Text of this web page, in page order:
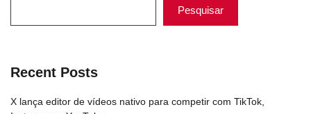
Pesquisar
Recent Posts
X lança editor de vídeos nativo para competir com TikTok,